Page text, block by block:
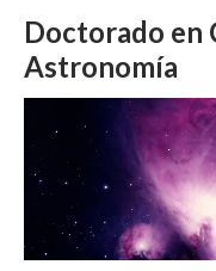
Doctorado en
Astronomía